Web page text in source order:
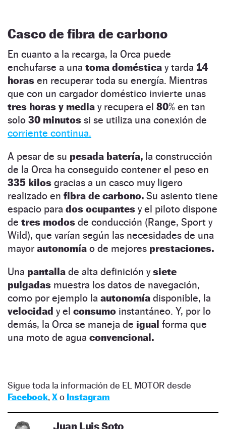
Casco de fibra de carbono
En cuanto a la recarga, la Orca puede
enchufarse a una toma doméstica y tarda 14
horas en recuperar toda su energía. Mientras
que con un cargador doméstico invierte unas
tres horas y media y recupera el 80% en tan
solo 30 minutos si se utiliza una conexión de
corriente continua.
A pesar de su pesada batería, la construcción
de la Orca ha conseguido contener el peso en
335 kilos gracias a un casco muy ligero
realizado en fibra de carbono. Su asiento tiene
espacio para dos ocupantes y el piloto dispone
de tres modos de conducción (Range, Sport y
Wild), que varían según las necesidades de una
mayor autonomía o de mejores prestaciones.
Una pantalla de alta definición ysiete
pulgadas muestra los datos de navegación,
como por ejemplo la autonomía disponible, la
velocidad y el consumo instantáneo. Y, por lo
demás, la Orca se maneja de igual forma que
una moto de agua convencional.
Sigue toda la información de EL MOTOR desde
Facebook, Xo Instagram
Juan Luis Soto